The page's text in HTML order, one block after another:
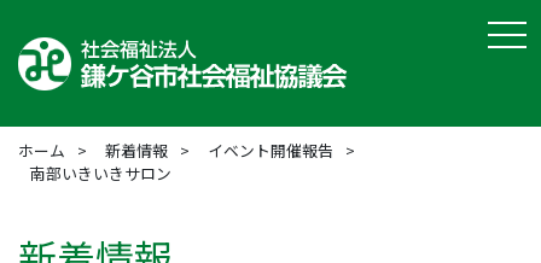
ホーム 新着情報
イベント開催報告
南部いきいきサロン